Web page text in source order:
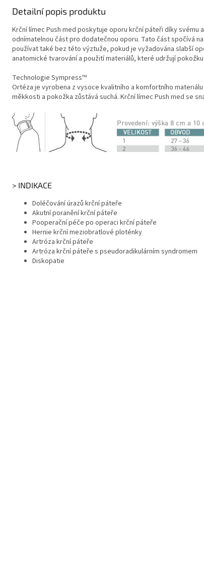
Detailní popis produktu
Krční límec Push med poskytuje oporu krční páteři díky
odnímatelnou část pro dodatečnou oporu. Tato část spočívá
používat také bez této výztuže, pokud je vyžadována slabší
anatomické tvarování a použití materiálů, které udržují
Technologie Sympress™
Ortéza je vyrobena z vysoce kvalitního a komfortního
měkkosti a pokožka zůstává suchá. Krční límec Push med se
> INDIKACE
Doléčování úrazů krční páteře
Akutní poranění krční páteře
Pooperační péče po operaci krční páteře
Hernie krční meziobratlové ploténky
Artróza krční páteře
Artróza krční páteře s pseudoradikulárním syndromem
Diskopatie